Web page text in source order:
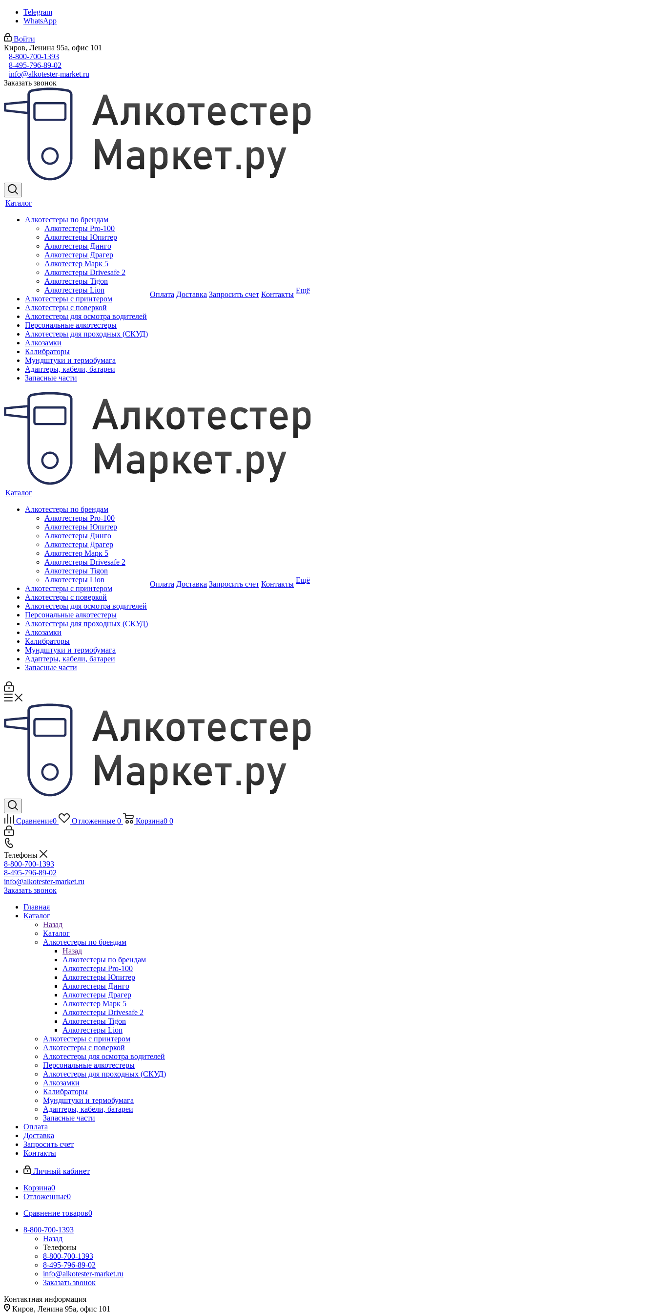
Telegram
WhatsApp
Войти
Киров, Ленина 95а, офис 101
8-800-700-1393
8-495-796-89-02
info@alkotester-market.ru
Заказать звонок
Каталог
Алкотестеры по брендам
Алкотестеры Pro-100
Алкотестеры Юпитер
Алкотестеры Динго
Алкотестеры Драгер
Алкотестер Марк 5
Алкотестеры Drivesafe 2
Алкотестеры Tigon
Алкотестеры Lion
Алкотестеры с принтером
Алкотестеры с поверкой
Алкотестеры для осмотра водителей
Персональные алкотестеры
Алкотестеры для проходных (СКУД)
Алкозамки
Калибраторы
Мундштуки и термобумага
Адаптеры, кабели, батареи
Запасные части
Оплата Доставка Запросить счет Контакты Ещё
Каталог
Алкотестеры по брендам
Алкотестеры Pro-100
Алкотестеры Юпитер
Алкотестеры Динго
Алкотестеры Драгер
Алкотестер Марк 5
Алкотестеры Drivesafe 2
Алкотестеры Tigon
Алкотестеры Lion
Алкотестеры с принтером
Алкотестеры с поверкой
Алкотестеры для осмотра водителей
Персональные алкотестеры
Алкотестеры для проходных (СКУД)
Алкозамки
Калибраторы
Мундштуки и термобумага
Адаптеры, кабели, батареи
Запасные части
Оплата Доставка Запросить счет Контакты Ещё
Сравнение0 Отложенные 0 Корзина0 0
Телефоны
8-800-700-1393
8-495-796-89-02
info@alkotester-market.ru
Заказать звонок
Главная
Каталог
Назад
Каталог
Алкотестеры по брендам
Назад
Алкотестеры по брендам
Алкотестеры Pro-100
Алкотестеры Юпитер
Алкотестеры Динго
Алкотестеры Драгер
Алкотестер Марк 5
Алкотестеры Drivesafe 2
Алкотестеры Tigon
Алкотестеры Lion
Алкотестеры с принтером
Алкотестеры с поверкой
Алкотестеры для осмотра водителей
Персональные алкотестеры
Алкотестеры для проходных (СКУД)
Алкозамки
Калибраторы
Мундштуки и термобумага
Адаптеры, кабели, батареи
Запасные части
Оплата
Доставка
Запросить счет
Контакты
Личный кабинет
Корзина0
Отложенные0
Сравнение товаров0
8-800-700-1393
Назад
Телефоны
8-800-700-1393
8-495-796-89-02
info@alkotester-market.ru
Заказать звонок
Контактная информация
Киров, Ленина 95а, офис 101